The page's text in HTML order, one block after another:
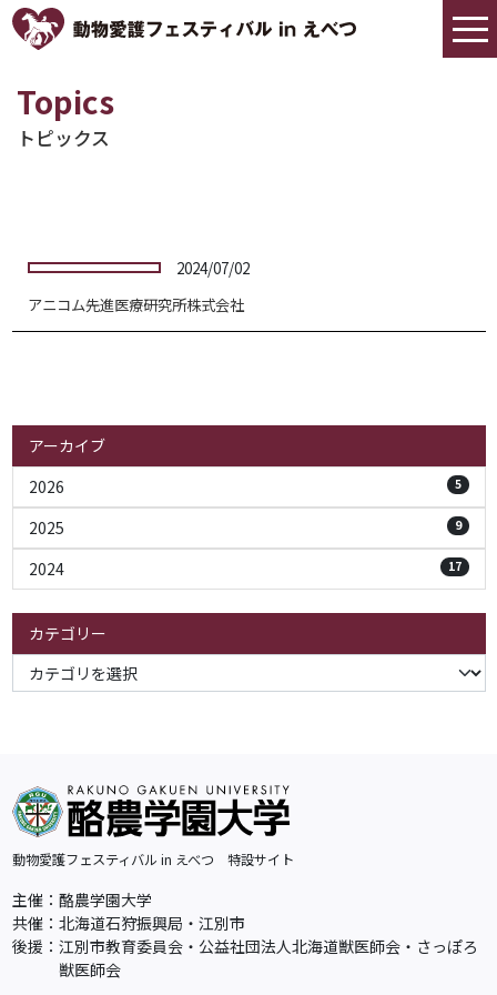
トピックス
2024/07/02
アニコム先進医療研究所株式会社
アーカイブ
2026
5
2025 9
2024 17
カテゴリー
動物愛護フェスティバル in えべつ 特設サイト
主催： 酪農学園大学
共催： 北海道石狩振興局・江別市
後援： 江別市教育委員会・公益社団法人北海道獣医師会・さっぽろ
獣医師会